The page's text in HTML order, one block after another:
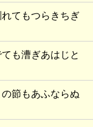
てもつらきちぎ
も漕ぎあはじと
節もあふならぬ